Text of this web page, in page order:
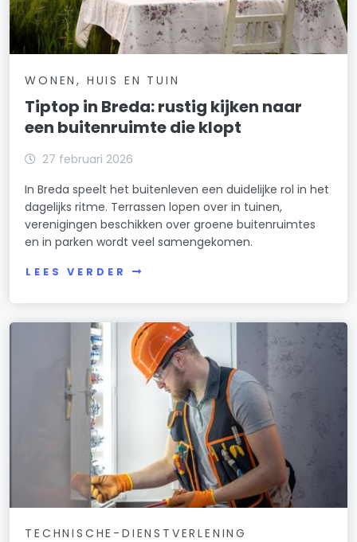
WONEN, HUIS EN TUIN
Tiptop in Breda: rustig kijken naar
een buitenruimte die klopt
27 februari 2026
In Breda speelt het buitenleven een duidelijke rol in het
dagelijks ritme. Terrassen lopen over in tuinen,
verenigingen beschikken over groene buitenruimtes
en in parken wordt veel samengekomen.
LEES VERDER
TECHNISCHE-DIENSTVERLENING